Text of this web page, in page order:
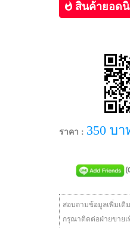
สินค้ายอด
ราคา : 350 บา
สอบถามข้อมูลเพิ่มเติ
กรุณาติดต่อฝ่ายขายเ